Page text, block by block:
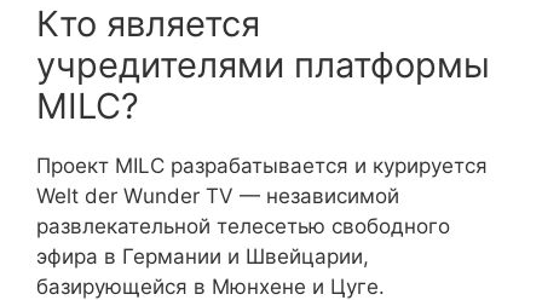
Кто является
учредителями платформы
MILC?
Проект MILC разрабатывается и курируется
Welt der Wunder TV — независимой
развлекательной телесетью свободного
эфира в Германии и Швейцарии,
базирующейся в Мюнхене и Цуге.